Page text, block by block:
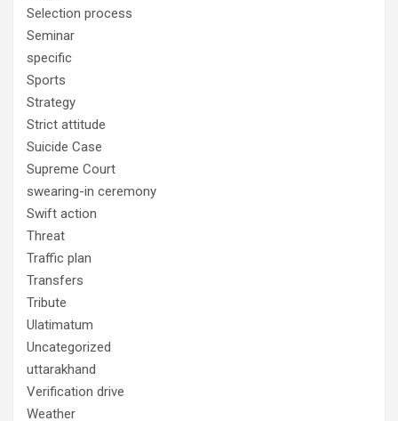
Selection process
Seminar
specific
Sports
Strategy
Strict attitude
Suicide Case
Supreme Court
swearing-in ceremony
Swift action
Threat
Traffic plan
Transfers
Tribute
Ulatimatum
Uncategorized
uttarakhand
Verification drive
Weather